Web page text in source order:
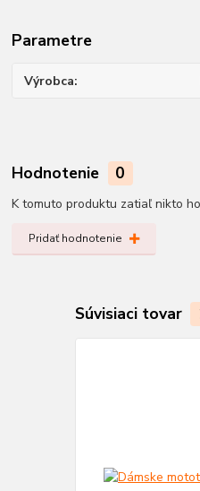
Parametre
Výrobca
Hodnotenie 0
K tomuto produktu zatiaľ nikto
Pridať hodnotenie
Súvisiaci tovar